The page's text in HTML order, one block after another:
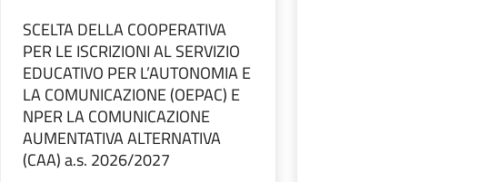
SCELTA DELLA COOPERATIVA
PER LE ISCRIZIONI AL SERVIZIO
EDUCATIVO PER L’AUTONOMIA E
LA COMUNICAZIONE (OEPAC) E
NPER LA COMUNICAZIONE
AUMENTATIVA ALTERNATIVA
(CAA) a.s. 2026/2027